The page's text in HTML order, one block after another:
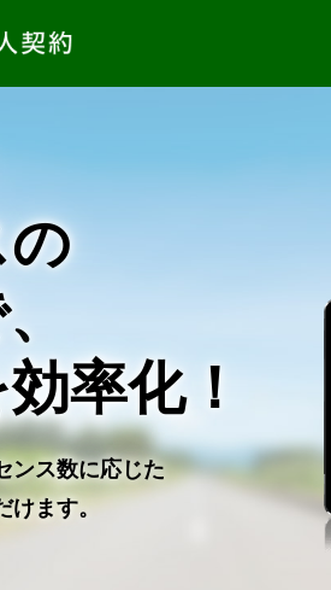
率化！
ンス数に応じた
けます。